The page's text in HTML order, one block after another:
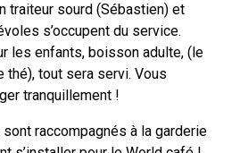
traiteur sourd (Sébastien) et
s’occupent du service.
les enfants, boisson adulte, (le
thé), tout sera servi. Vous
tranquillement !
raccompagnés à la garderie